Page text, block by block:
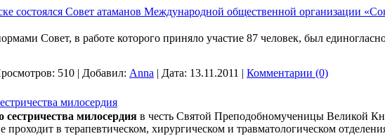
состоялся Совет атаманов Международной общественной организации
Совет, в работе которого приняло участие 87 человек, был
510 | Добавил: Anna | Дата: 13.11.2011 | Комментарии (0)
милосердия
милосердия в честь Святой Преподобномученицы Великой
в терапевтическом, хирургическом и травматологическом